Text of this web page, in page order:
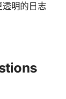
明的日志